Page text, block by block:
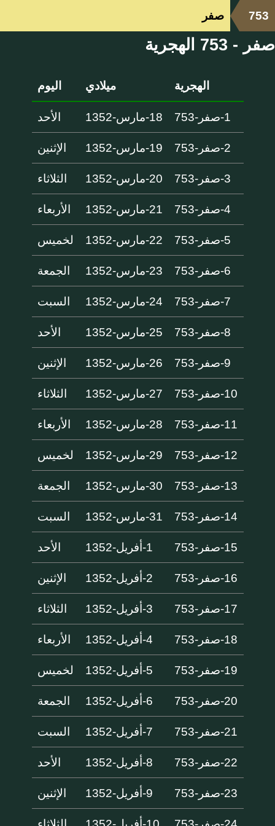
753 صفر
صفر - 753 الهجرية
الهجرية ميلادي اليوم
1-صفر-753 18-مارس-1352 الأحد
2-صفر-753 19-مارس-1352 الإثنين
3-صفر-753 20-مارس-1352 الثلاثاء
4-صفر-753 21-مارس-1352 الأربعاء
5-صفر-753 22-مارس-1352 لخميس
6-صفر-753 23-مارس-1352 الجمعة
7-صفر-753 24-مارس-1352 السبت
8-صفر-753 25-مارس-1352 الأحد
9-صفر-753 26-مارس-1352 الإثنين
10-صفر-753 27-مارس-1352 الثلاثاء
11-صفر-753 28-مارس-1352 الأربعاء
12-صفر-753 29-مارس-1352 لخميس
13-صفر-753 30-مارس-1352 الجمعة
14-صفر-753 31-مارس-1352 السبت
15-صفر-753 1-أفريل-1352 الأحد
16-صفر-753 2-أفريل-1352 الإثنين
17-صفر-753 3-أفريل-1352 الثلاثاء
18-صفر-753 4-أفريل-1352 الأربعاء
19-صفر-753 5-أفريل-1352 لخميس
20-صفر-753 6-أفريل-1352 الجمعة
21-صفر-753 7-أفريل-1352 السبت
22-صفر-753 8-أفريل-1352 الأحد
23-صفر-753 9-أفريل-1352 الإثنين